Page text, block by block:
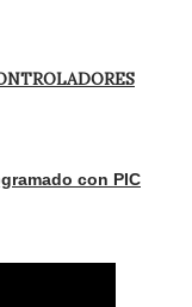
con PIC